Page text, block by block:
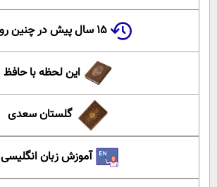
۱۵ سال پیش در چنین روزی
این لحظه با حافظ
گلستان سعدی
آموزش زبان انگلیسی